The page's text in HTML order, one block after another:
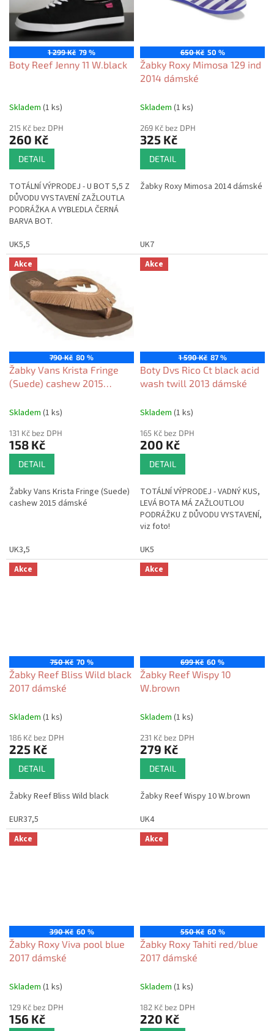
u
t
s
o
d
t
1 299 Kč 79 %
Boty Reef Jenny 11 W.black
Skladem (1 ks)
215 Kč bez DPH
260 Kč
DETAIL
TOTÁLNÍ VÝPRODEJ - U BOT 5,5 Z
DŮVODU VYSTAVENÍ ZAŽLOUTLA
PODRÁŽKA A VYBLEDLA ČERNÁ
BARVA BOT.
UK5,5
650 Kč 50 %
Žabky Roxy Mimosa 129 ind
2014 dámské
Skladem (1 ks)
269 Kč bez DPH
325 Kč
DETAIL
Žabky Roxy Mimosa 2014 dámské
UK7
Akce
790 Kč 80 %
Žabky Vans Krista Fringe
(Suede) cashew 2015
Skladem (1 ks)
131 Kč bez DPH
158 Kč
DETAIL
Žabky Vans Krista Fringe (Suede)
cashew 2015 dámské
UK3,5
Akce
1 590 Kč 87 %
Boty Dvs Rico Ct black acid
wash twill 2013 dámské
Skladem (1 ks)
165 Kč bez DPH
200 Kč
DETAIL
TOTÁLNÍ VÝPRODEJ - VADNÝ KUS,
LEVÁ BOTA MÁ ZAŽLOUTLOU
PODRÁŽKU Z DŮVODU VYSTAVENÍ,
viz foto!
UK5
Akce
750 Kč 70 %
Žabky Reef Bliss Wild black
2017 dámské
Skladem (1 ks)
186 Kč bez DPH
225 Kč
DETAIL
Žabky Reef Bliss Wild black
EUR37,5
Akce
699 Kč 60 %
Žabky Reef Wispy 10
W.brown
Skladem (1 ks)
231 Kč bez DPH
279 Kč
DETAIL
Žabky Reef Wispy 10 W.brown
UK4
Akce
390 Kč 60 %
Žabky Roxy Viva pool blue
2017 dámské
Skladem (1 ks)
129 Kč bez DPH
156 Kč
Akce
550 Kč 60 %
Žabky Roxy Tahiti red/blue
2017 dámské
Skladem (1 ks)
182 Kč bez DPH
220 Kč